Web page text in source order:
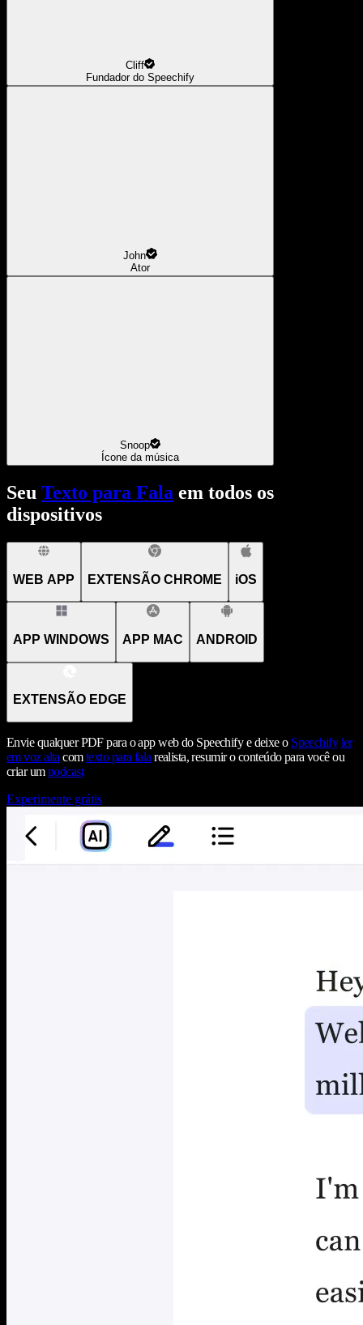
Cliff
Fundador do Speechify
John
Ator
Snoop
Ícone da música
Seu Texto para Fala em todos os
dispositivos
WEB APP EXTENSÃO CHROME iOS
APP WINDOWS APP MAC ANDROID
EXTENSÃO EDGE
Envie qualquer PDF para o app web do Speechify e deixe o Speechify ler
em voz alta comtexto para fala realista, resumir o conteúdo para você ou
criar umpodcast
Experimente grátis